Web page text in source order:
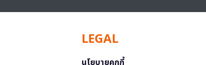
LEGAL
นโยบายคุกกี้